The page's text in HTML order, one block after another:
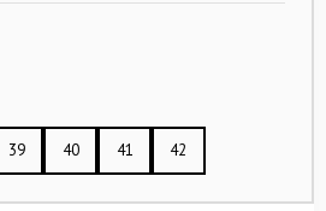
39 40 41 42